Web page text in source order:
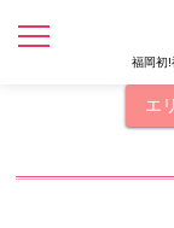
福岡初!
エ